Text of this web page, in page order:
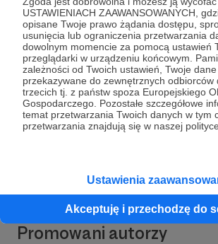
USTAWIENIACH ZAAWANSOWANYCH,
opisane Twoje prawo żądania dostępu,
usunięcia lub ograniczenia przetwarzania
dowolnym momencie za pomocą ustawień
przeglądarki w urządzeniu końcowym.
zależności od Twoich ustawień, Twoje
przekazywane do zewnętrznych odbiorców
trzecich tj. z państw spoza Europejskiego
Gospodarczego. Pozostałe szczegółowe
temat przetwarzania Twoich danych w tym
przetwarzania znajdują się w naszej
Ustawienia
Akceptuję i przechodzę do
Dołącz do grona
Wesprzyj działalność Autora
Morskiego Okajuż
Promowani autorzy